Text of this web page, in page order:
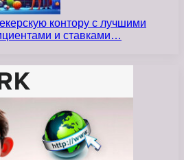
контору с лучшими
и ставками…